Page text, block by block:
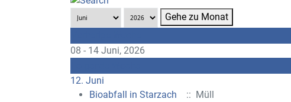
Gehe zu Monat
08 - 14 Juni, 2026
12. Juni
Bioabfall in Starzach
:: Müll